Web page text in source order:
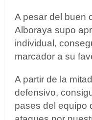
A pesar del buen
Alboraya supo
individual,
marcador a su
A partir de la
defensivo,
pases del equipo